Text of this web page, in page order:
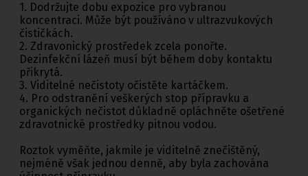
1. Dodržujte dobu expozice pro vybranou
koncentraci. Může být používáno v ultrazvukových
čističkách.
2. Zdravonický prostředek zcela ponořte.
Dezinfekční lázeň musí být během doby kontaktu
přikrytá.
3. Viditelné nečistoty očistěte kartáčkem.
4. Pro odstranění veškerých stop přípravku a
organických nečistot důkladně opláchněte ošetřené
zdravotnické prostředky pitnou vodou.
Roztok vyměňte, jakmile je viditelně znečištěný,
nejméně však jednou denně, aby byla zachována